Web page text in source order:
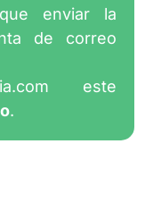
enviar la
de correo
este
.